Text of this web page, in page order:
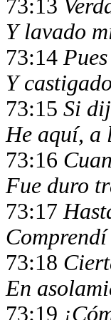
73:13
Y lavado
73:14
Y
73:15 Si
He aquí, a
73:16
Fue duro
73:17
73:18
En
73:19